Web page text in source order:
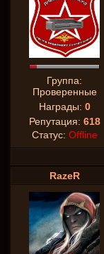
Группа:
Проверенные
Награды: 0
Репутация: 618
Статус: Offline
RazeR